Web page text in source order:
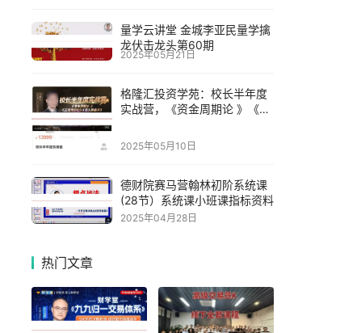
量学云讲堂 金城李亚民量学擒
龙伏击龙头第60期
2025年05月21日
格隆汇投资学苑：校长半年度
实战营，《资金周期论 》《主
2025年05月10日
德财院赛马营翰林初阶系统课
(28节）系统课小班课指标资料
2025年04月28日
热门文章